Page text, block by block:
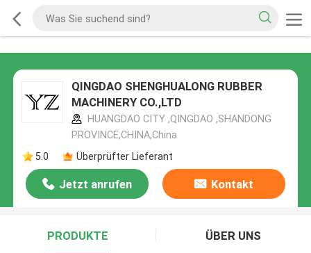
QINGDAO SHENGHUALONG RUBBER
MACHINERY CO.,LTD
HUANGDAO CITY ,QINGDAO ,SHANDONG
PROVINCE,CHINA,China
5.0
Überprüfter Lieferant
Jetzt anrufen Kontakt
PRODUKTE ÜBER UNS